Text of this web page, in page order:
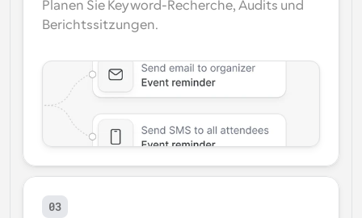
Planen Sie Keyword-Recherche, Audits und
Berichtssitzungen.
03